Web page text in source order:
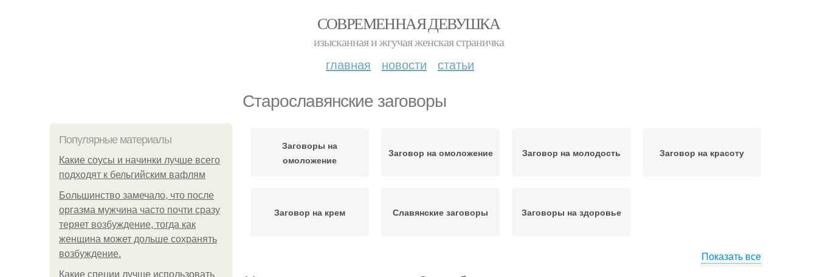
СОВРЕМЕННАЯ ДЕВУШКА
изысканная и жгучая женская страничка
главная новости статьи
Старославянские заговоры
Популярные материалы
Какие соусы и начинки лучше всего
подходят к бельгийским вафлям
Большинство замечало, что после
оргазма мужчина часто почти сразу
теряет возбуждение, тогда как
женщина может дольше сохранять
возбуждение.
Какие специи лучше использовать
Заговоры на
омоложение
Заговор на омоложение Заговор на молодость Заговор на красоту
Заговор на крем Славянские заговоры Заговоры на здоровье
Показать все